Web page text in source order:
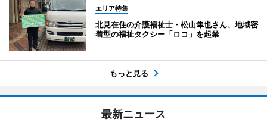
エリア特集
北見在住の介護福祉士・松山隼也さん、地域密
着型の福祉タクシー「ロコ」を起業
もっと見る
最新ニュース